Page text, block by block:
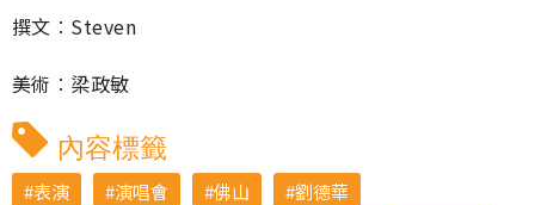
撰文︰Steven
美術︰梁政敏
內容標籤
表演 演唱會 佛山
劉德華